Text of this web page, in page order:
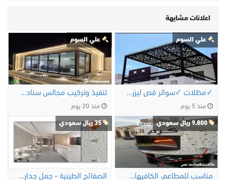
اعلانات مشابهة
علي السوم
✓مظلات ✓سواتر قص ليزر✓ برجولات✓ لكزان✓ …
منذ 5 يوم
علي السوم
تنفيذ وتركيب مجالس سنادويش بنل الرياض 0534044697
منذ 20 يوم
9,800 ريال سعودي
مناسب للمطاعم، الكافيهات، المشاريع …
35 ريال سعودي
الصفائح الطينية - جمل جدارك